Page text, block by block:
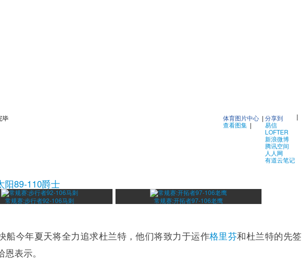
|
分享到
易信
LOFTER
新浪微博
腾讯空间
人人网
有道云笔记
体育图片中心 |
查看图集 |
毕
阳89-110爵士
常规赛:步行者92-106马刺 常规赛:开拓者97-106老鹰
船今年夏天将全力追求杜兰特，他们将致力于运作格里芬和杜兰特的先签
恩表示。